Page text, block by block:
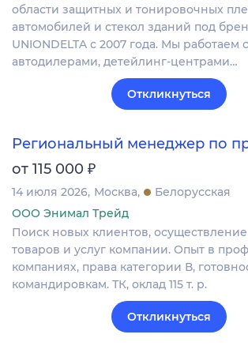
области защитных и тонировочных
автомобилей и стекол зданий под
UNIONDELTA с 2007 года. Мы
автодилерами, детейлинг-центрами…
Откликнуться
Региональный менеджер по
от 115 000 ₽
14 июля 2026 Москва
Белорусская
ООО Энимал Трейд
Поиск новых клиентов,
товаров и услуг компании. Опыт в
компаниях, права категории В,
командировкам. ТК, оклад 115 т. р.
Откликнуться